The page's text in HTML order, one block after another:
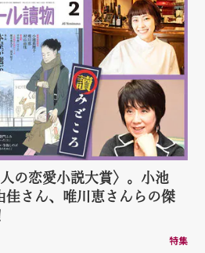
の恋愛小説大賞〉。小池
佳さん、唯川恵さんらの傑
特集